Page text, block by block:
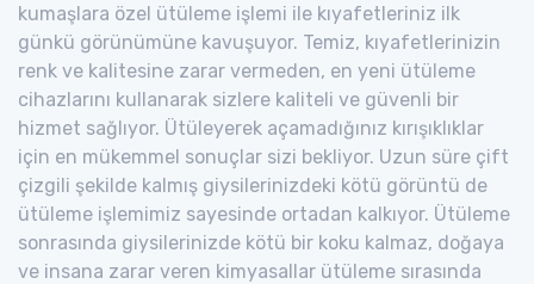
kumaşlara özel ütüleme işlemi ile kıyafetleriniz ilk
günkü görünümüne kavuşuyor. Temiz, kıyafetlerinizin
renk ve kalitesine zarar vermeden, en yeni ütüleme
cihazlarını kullanarak sizlere kaliteli ve güvenli bir
hizmet sağlıyor. Ütüleyerek açamadığınız kırışıklıklar
için en mükemmel sonuçlar sizi bekliyor. Uzun süre çift
çizgili şekilde kalmış giysilerinizdeki kötü görüntü de
ütüleme işlemimiz sayesinde ortadan kalkıyor. Ütüleme
sonrasında giysilerinizde kötü bir koku kalmaz, doğaya
ve insana zarar veren kimyasallar ütüleme sırasında